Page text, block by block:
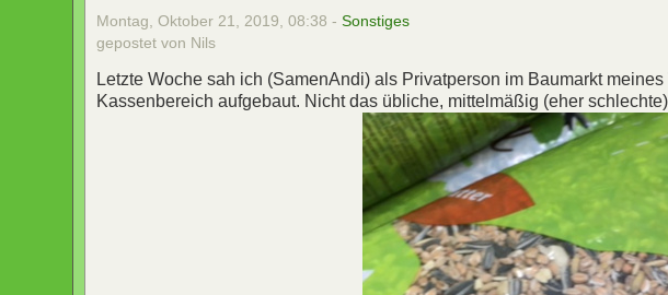
Montag, Oktober 21, 2019, 08:38 -Sonstiges
gepostet von Nils
Letzte Woche sah ich (SamenAndi) als Privatperson im Baumarkt
Kassenbereich aufgebaut. Nicht das übliche, mittelmäßig (eher